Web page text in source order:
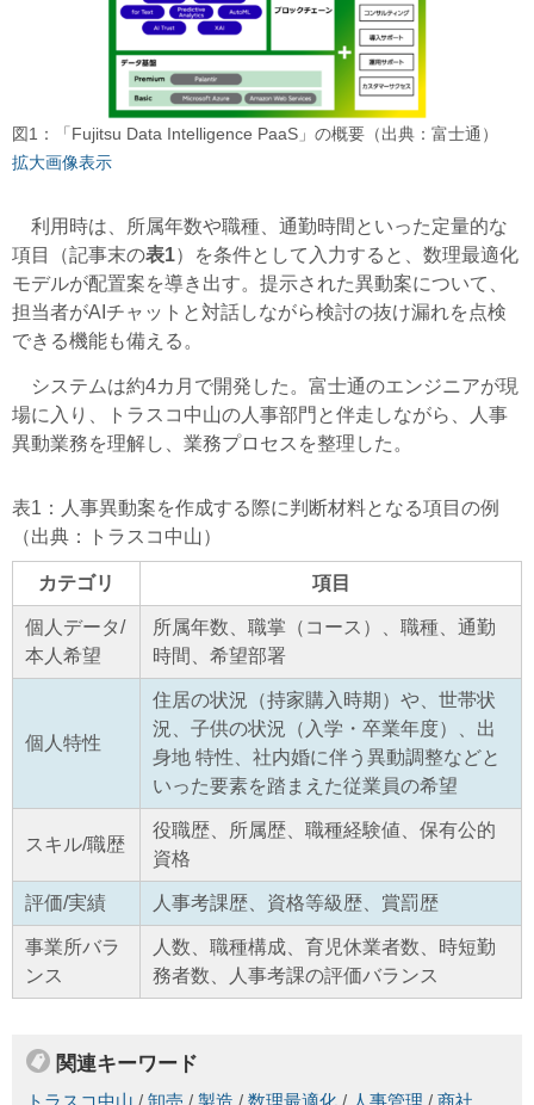
図1：「Fujitsu Data Intelligence PaaS」の概要（出典：富士通）
拡大画像表示
利用時は、所属年数や職種、通勤時間といった定量的な
項目（記事末の表1）を条件として入力すると、数理最適化
モデルが配置案を導き出す。提示された異動案について、
担当者がAIチャットと対話しながら検討の抜け漏れを点検
できる機能も備える。
システムは約4カ月で開発した。富士通のエンジニアが現
場に入り、トラスコ中山の人事部門と伴走しながら、人事
異動業務を理解し、業務プロセスを整理した。
表1：人事異動案を作成する際に判断材料となる項目の例
（出典：トラスコ中山）
カテゴリ 項目
個人データ/
本人希望
所属年数、職掌（コース）、職種、通勤
時間、希望部署
個人特性
住居の状況（持家購入時期）や、世帯状
況、子供の状況（入学・卒業年度）、出
身地 特性、社内婚に伴う異動調整などと
いった要素を踏まえた従業員の希望
スキル/職歴
役職歴、所属歴、職種経験値、保有公的
資格
評価/実績 人事考課歴、資格等級歴、賞罰歴
事業所バラ
ンス
人数、職種構成、育児休業者数、時短勤
務者数、人事考課の評価バランス
関連キーワード